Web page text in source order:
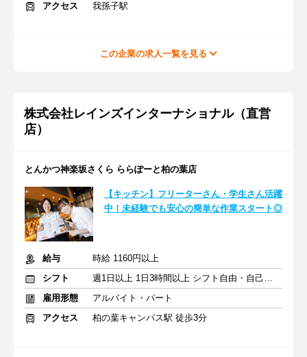
アクセス
我孫子駅
この企業の求人一覧を見る
株式会社レインズインターナショナル（直営
店）
とんかつ神楽坂さくら ららぽーと柏の葉店
【キッチン】フリーターさん・学生さん活躍
中！未経験でも安心の簡単な作業スタート◎
給与
時給 1160円以上
シフト
週1日以上 1日3時間以上 シフト自由・自己申告
雇用形態
アルバイト・パート
アクセス
柏の葉キャンパス駅 徒歩3分